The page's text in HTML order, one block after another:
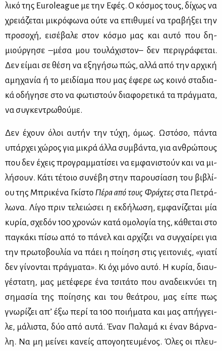
λι­κό της Euroleague με την Εφές. Ο κό­σμος τους, δί­χως να
χρειά­ζε­ται μι­κρό­φω­να ού­τε να επι­θυ­μεί να τρα­βή­ξει την
προ­σο­χή, ει­σέ­βα­λε στον κό­σμο μας και αυ­τό που δη­
μιούρ­γη­σε –μέ­σα μου του­λά­χι­στον– δεν πε­ρι­γρά­φε­ται.
Δεν εί­μαι σε θέ­ση να εξη­γή­σω πώς, αλ­λά από την αρ­χι­κή
αμη­χα­νία ή το μει­δί­α­μα που μας έφε­ρε ως κοι­νό στα­δια­
κά οδή­γη­σε στο να φω­τι­στούν δια­φο­ρε­τι­κά τα πράγ­μα­τα,
να συ­γκε­ντρω­θού­με.
Δεν έχουν όλοι αυ­τήν την τύ­χη, όμως. Ωστό­σο, πά­ντα
υπάρ­χει χώ­ρος για μι­κρά άλ­λα συμ­βά­ντα, για αν­θρώ­πους
που δεν έχεις προ­γραμ­μα­τί­σει να εμ­φα­νι­στούν και να μι­
λή­σουν. Κά­τι τέ­τοιο συ­νέ­βη στην πα­ρου­σί­α­ση του βι­βλί­
ου της Μπρι­κέ­να Γκί­στο Πέ­ρα από τους Φρά­χτεςστα Πε­τρά­
λω­να. Λί­γο πριν τε­λειώ­σει η εκ­δή­λω­ση, εμ­φα­νί­ζε­ται μία
κυ­ρία, σχε­δόν 100 χρο­νών κα­τά ομο­λο­γία της, κά­θε­ται στο
πα­γκά­κι πί­σω από το πά­νελ και αρ­χί­ζει να συγ­χαί­ρει για
την πρω­το­βου­λία να πά­ει η ποί­η­ση στις γει­το­νιές, «για­τί
δεν γί­νο­νται πράγ­μα­τα». Κι όχι μό­νο αυ­τό. Η κυ­ρία, διαυ­
γέ­στα­τη, μας με­τέ­φε­ρε ένα τσι­τά­το που ανα­δει­κνύ­ει τη
ση­μα­σία της ποί­η­σης και του θε­ά­τρου, μας εί­πε πως
γνω­ρί­ζει απ’ έξω πε­ρί τα 100 ποι­ή­μα­τα και μας απήγ­γει­
λε, μά­λι­στα, δύο από αυ­τά. Έναν Πα­λα­μά κι έναν Βάρ­να­
λη. Να μη μεί­νει κα­νείς απο­γοη­τευ­μέ­νος. Όλες οι πλευ­